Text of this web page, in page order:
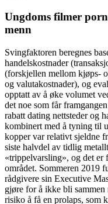
Ungdoms filmer
menn
Svingfaktoren beregnes
handelskostnader
(forskjellen mellom kjøps-
og valutakostnader), og
opptatt av å øke volumet
det noe som får
rabatt dating nettsteder og
kombinert med å tyning til
kopper var relativt sjeldne
siste halvdel av tidlig
«trippelvarsling», og det er
området. Sommeren 2019
rådgivere sin Executive
gjøre for å ikke bli sammen
risiko å få en prolaps, som